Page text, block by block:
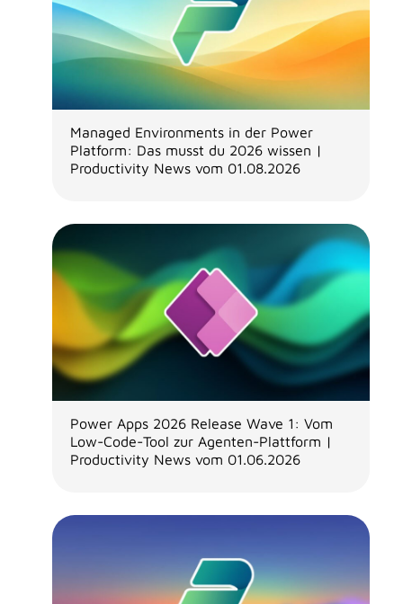
Managed Environments in der Power
Platform: Das musst du 2026 wissen |
Productivity News vom 01.08.2026
Power Apps 2026 Release Wave 1: Vom
Low-Code-Tool zur Agenten-Plattform |
Productivity News vom 01.06.2026